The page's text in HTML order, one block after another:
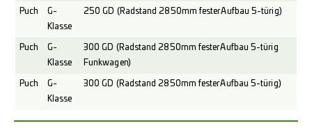
Puch
G-
Klasse
250 GD (Radstand 2850mm fester Aufbau 5-türig)
Puch
G-
Klasse
300 GD (Radstand 2850mm fester Aufbau 5-türig
Funkwagen)
Puch
G-
Klasse
300 GD (Radstand 2850mm fester Aufbau 5-türig)